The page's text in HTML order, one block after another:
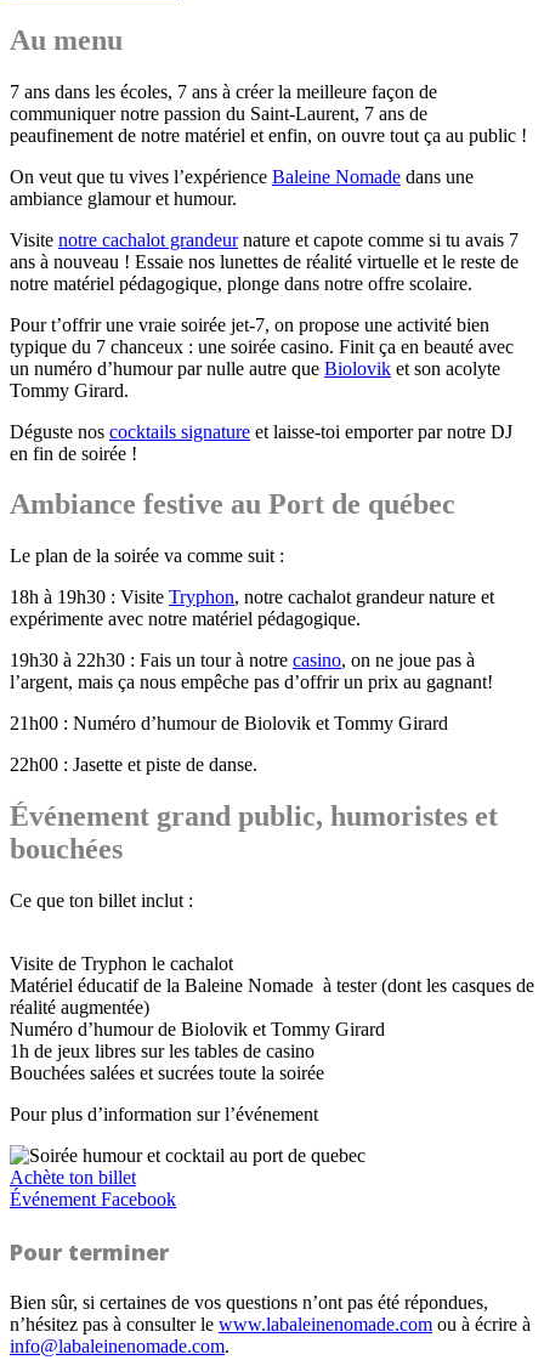
Au menu
7 ans dans les écoles, 7 ans à créer la meilleure façon de
communiquer notre passion du Saint-Laurent, 7 ans de
peaufinement de notre matériel et enfin, on ouvre tout ça au public !
On veut que tu vives l’expérience Baleine Nomade dans une
ambiance glamour et humour.
Visite notre cachalot grandeurnature et capote comme si tu avais 7
ans à nouveau ! Essaie nos lunettes de réalité virtuelle et le reste de
notre matériel pédagogique, plonge dans notre offre scolaire.
Pour t’offrir une vraie soirée jet-7, on propose une activité bien
typique du 7 chanceux : une soirée casino. Finit ça en beauté avec
un numéro d’humour par nulle autre que Biolovik et son acolyte
Tommy Girard.
Déguste nos cocktails signature et laisse-toi emporter par notre DJ
en fin de soirée !
Ambiance festive au Port de québec
Le plan de la soirée va comme suit :
18h à 19h30 : Visite Tryphon, notre cachalot grandeur nature et
expérimente avec notre matériel pédagogique.
19h30 à 22h30 : Fais un tour à notre casino, on ne joue pas à
l’argent, mais ça nous empêche pas d’offrir un prix au gagnant!
21h00 : Numéro d’humour de Biolovik et Tommy Girard
22h00 : Jasette et piste de danse.
Événement grand public, humoristes et
bouchées
Ce que ton billet inclut :
Visite de Tryphon le cachalot
Matériel éducatif de la Baleine Nomade à tester (dont les casques de
réalité augmentée)
Numéro d’humour de Biolovik et Tommy Girard
1h de jeux libres sur les tables de casino
Bouchées salées et sucrées toute la soirée
Pour plus d’information sur l’événement
Achète ton billet
Événement Facebook
Pour terminer
Bien sûr, si certaines de vos questions n’ont pas été répondues,
n’hésitez pas à consulter le www.labaleinenomade.com ou à écrire à
info@labaleinenomade.com.